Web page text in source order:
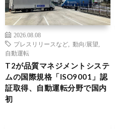
2026.08.08
プレスリリースなど
動向/展望
自動運転
T2が品質マネジメントシステ
ムの国際規格「ISO9001」認
証取得、自動運転分野で国内
初